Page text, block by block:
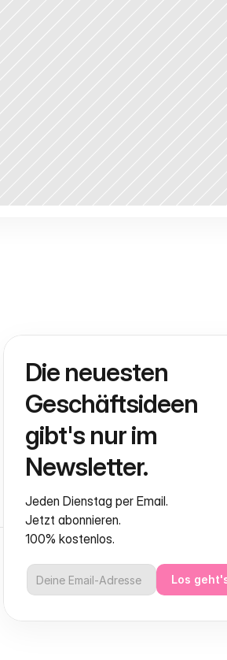
Die neuesten
Geschäftsideen
gibt's nur im
Newsletter.
Jeden Dienstag per Email.
Jetzt abonnieren.
100% kostenlos.
Los